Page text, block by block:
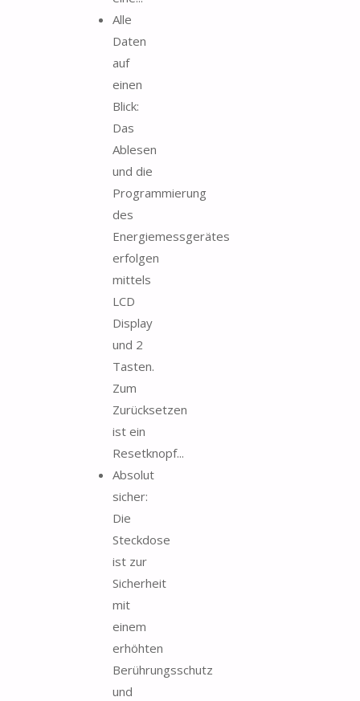
Alle
Daten
auf
einen
Blick:
Das
Ablesen
und die
Programmierung
des
Energiemessgerätes
erfolgen
mittels
LCD
Display
und 2
Tasten.
Zum
Zurücksetzen
ist ein
Resetknopf...
Absolut
sicher:
Die
Steckdose
ist zur
Sicherheit
mit
einem
erhöhten
Berührungsschutz
und